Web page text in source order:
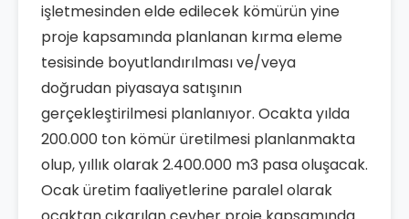
işletmesinden elde edilecek kömürün yine
proje kapsamında planlanan kırma eleme
tesisinde boyutlandırılması ve/veya
doğrudan piyasaya satışının
gerçekleştirilmesi planlanıyor. Ocakta yılda
200.000 ton kömür üretilmesi planlanmakta
olup, yıllık olarak 2.400.000 m3 pasa oluşacak.
Ocak üretim faaliyetlerine paralel olarak